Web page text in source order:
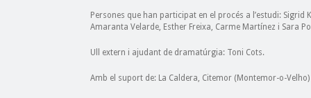
Persones que han participat en el procés a l’estudi:
Amaranta Velarde, Esther Freixa, Carme Martínez i Sara
Ull extern i ajudant de dramatúrgia: Toni Cots.
Amb el suport de: La Caldera, Citemor (Montemor-o-Velho) i